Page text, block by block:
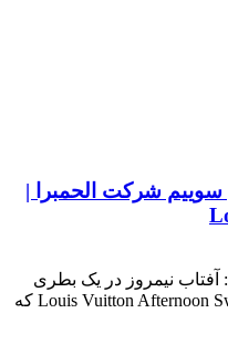
سوییم شرکت الحمبرا |
LOUIS VUITTON Afternoon Swim: آفتاب نیمروز در یک بطری
عطر لویی ویتون افترنون سوییم Louis Vuitton Afternoon Swim که